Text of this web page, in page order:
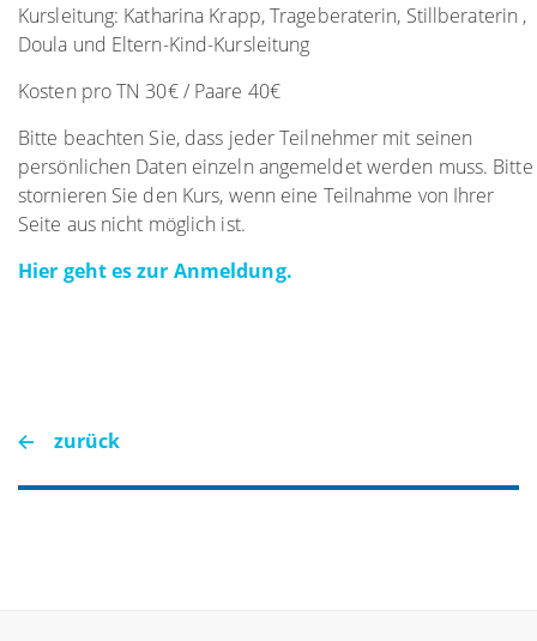
Kursleitung: Katharina Krapp, Trageberaterin, Stillberaterin ,
Doula und Eltern-Kind-Kursleitung
Kosten pro TN 30€ / Paare 40€
Bitte beachten Sie, dass jeder Teilnehmer mit seinen
persönlichen Daten einzeln angemeldet werden muss. Bitte
stornieren Sie den Kurs, wenn eine Teilnahme von Ihrer
Seite aus nicht möglich ist.
Hier geht es zur Anmeldung.
zurück